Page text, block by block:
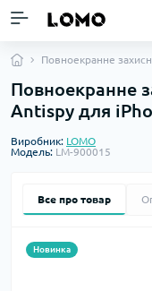
Повноекранне
Повноекранне
Antispy для
Виробник: LOMO
Модель: LM-900015
Все про товар
Новинка